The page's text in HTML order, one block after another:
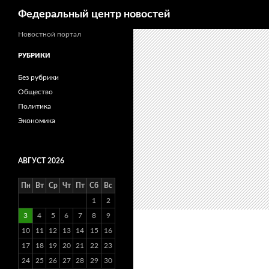
Федеральный центр новостей
Новостной портал
РУБРИКИ
Без рубрики
Общество
Политика
Экономика
АВГУСТ 2026
Пн Вт Ср Чт Пт Сб Вс
1 2
3 4 5 6 7 8 9
10 11 12 13 14 15 16
17 18 19 20 21 22 23
24 25 26 27 28 29 30